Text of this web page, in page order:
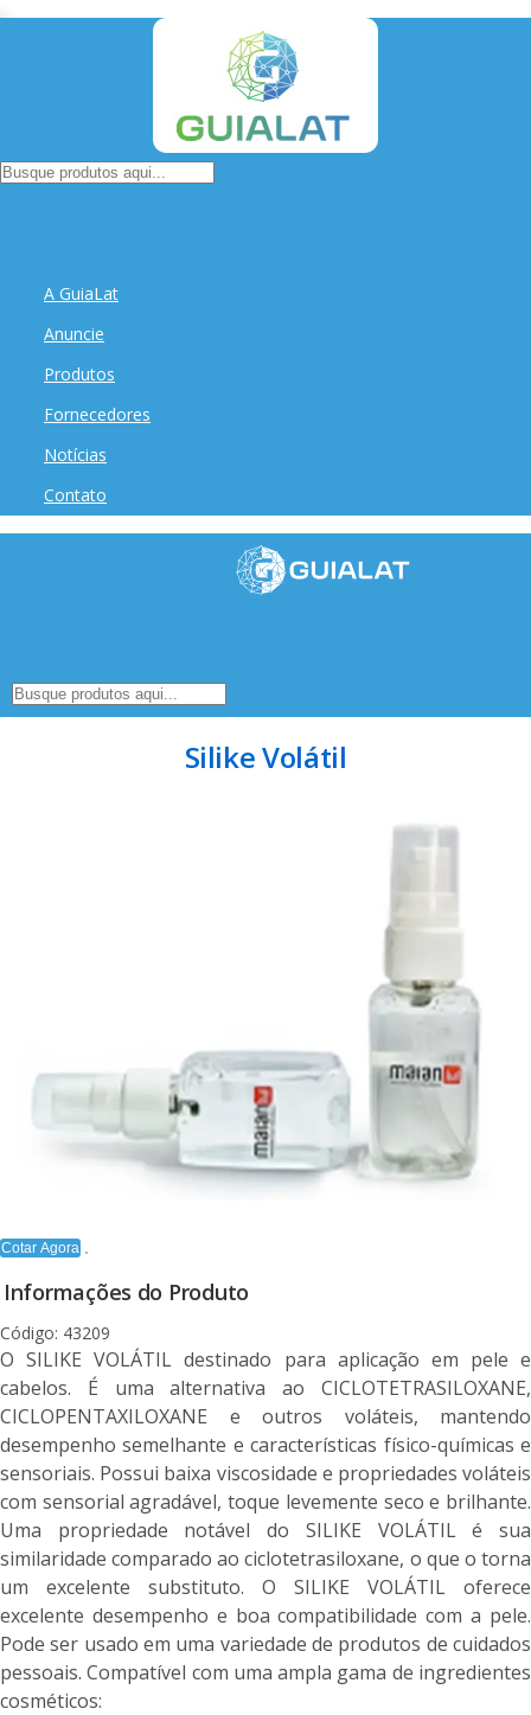
A GuiaLat
Anuncie
Produtos
Fornecedores
Notícias
Contato
Silike Volátil
Cotar Agora
Informações do Produto
Código: 43209
O SILIKE VOLÁTIL destinado para aplicação em pele e
cabelos. É uma alternativa ao CICLOTETRASILOXANE,
CICLOPENTAXILOXANE e outros voláteis, mantendo
desempenho semelhante e características físico-químicas e
sensoriais. Possui baixa viscosidade e propriedades voláteis
com sensorial agradável, toque levemente seco e brilhante.
Uma propriedade notável do SILIKE VOLÁTIL é sua
similaridade comparado ao ciclotetrasiloxane, o que o torna
um excelente substituto. O SILIKE VOLÁTIL oferece
excelente desempenho e boa compatibilidade com a pele.
Pode ser usado em uma variedade de produtos de cuidados
pessoais. Compatível com uma ampla gama de ingredientes
cosméticos: